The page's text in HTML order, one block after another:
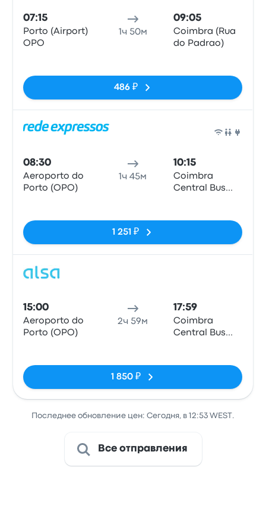
07:15
Porto (Airport)
OPO
1ч 50м
09:05
Coimbra (Rua
do Padrao)
486 ₽
08:30
Aeroporto do
Porto (OPO)
1ч 45м
10:15
Coimbra
Central Bus
1 251 ₽
15:00
Aeroporto do
Porto (OPO)
2ч 59м
17:59
Coimbra
Central Bus
1 850 ₽
Последнее обновление цен: Сегодня, в 12:53 WEST.
Все отправления